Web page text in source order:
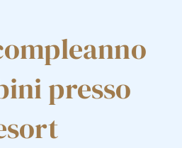
presso